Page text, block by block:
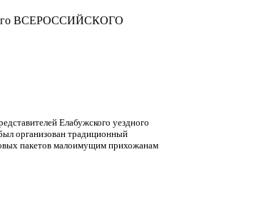
ВСЕРОССИЙСКОГО
Елабужского уездного
организован традиционный
пакетов малоимущим прихожанам